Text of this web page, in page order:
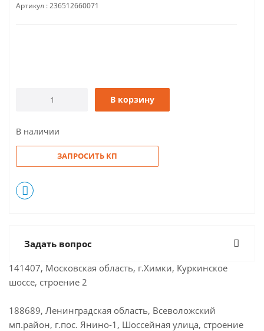
Артикул :236512660071
В корзину
В наличии
ЗАПРОСИТЬ КП
Задать вопрос
141407, Московская область, г.Химки, Куркинское
шоссе, строение 2
188689, Ленинградская область, Всеволожский
мп.район, г.пос. Янино-1, Шоссейная улица, строение